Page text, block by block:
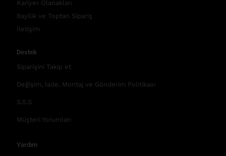
Kariyer Olanakları
Bayilik ve Toptan Sipariş
İletişim
Destek
Siparişini Takip et
Değişim, İade, Montaj ve Gönderim Politikası
S.S.S
Müşteri Yorumları
Yardım